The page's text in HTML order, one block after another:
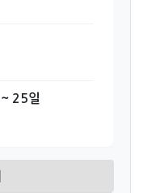
~ 25일